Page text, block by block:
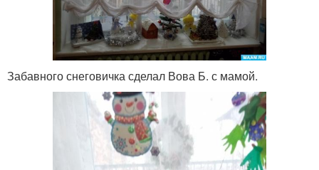
Забавного снеговичка сделал Вова Б. с мамой.